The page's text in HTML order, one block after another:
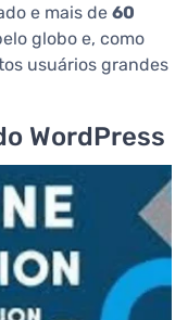
e mais de 60
globo e, como
usuários grandes
WordPress